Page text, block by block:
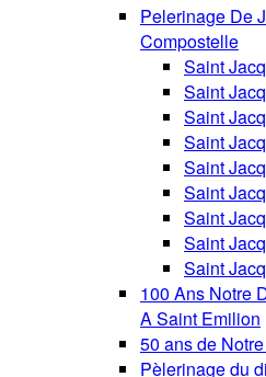
Pelerinage De
Compostelle
Saint
Saint
Saint
Saint
Saint
Saint
Saint
Saint
Saint
100 Ans Notre
A Saint Emilion
50 ans de
Pèlerinage du